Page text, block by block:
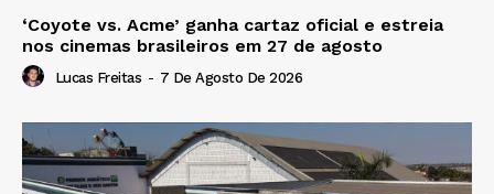
‘Coyote vs. Acme’ ganha cartaz oficial e estreia
nos cinemas brasileiros em 27 de agosto
Lucas Freitas - 7 De Agosto De 2026